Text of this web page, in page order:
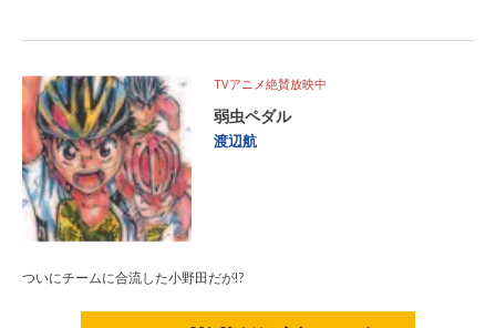
TVアニメ絶賛放映中
弱虫ペダル
渡辺航
ついにチームに合流した小野田だが!?